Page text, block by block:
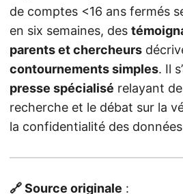
de comptes <16 ans fermés
en six semaines, des
parents et chercheurs
contournements simples. Il
presse spécialisé relayant
recherche et le débat sur la
la confidentialité des
🔗 Source originale :